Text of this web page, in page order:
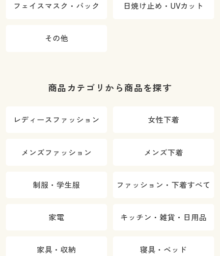
フェイスマスク・パック 日焼け止め・UVカット
その他
商品カテゴリから商品を探す
レディースファッション 女性下着
メンズファッション メンズ下着
制服・学生服 ファッション・下着すべて
家電 キッチン・雑貨・日用品
家具・収納 寝具・ベッド